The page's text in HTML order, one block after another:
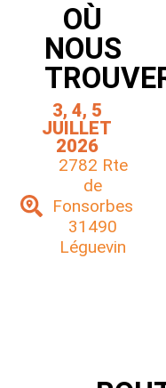
OÙ
NOUS
3, 4, 5
JUILLET
2026
2782 Rte
de
Fonsorbes
31490
Léguevin